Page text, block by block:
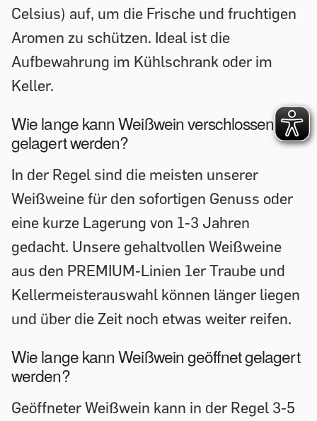
Celsius) auf, um die Frische und fruchtigen
Aromen zu schützen. Ideal ist die
Aufbewahrung im Kühlschrank oder im
Keller.
Wie lange kann Weißwein verschlossen
gelagert werden?
In der Regel sind die meisten unserer
Weißweine für den sofortigen Genuss oder
eine kurze Lagerung von 1-3 Jahren
gedacht. Unsere gehaltvollen Weißweine
aus den PREMIUM-Linien 1er Traube und
Kellermeisterauswahl können länger liegen
und über die Zeit noch etwas weiter reifen.
Wie lange kann Weißwein geöffnet gelagert
werden?
Geöffneter Weißwein kann in der Regel 3-5